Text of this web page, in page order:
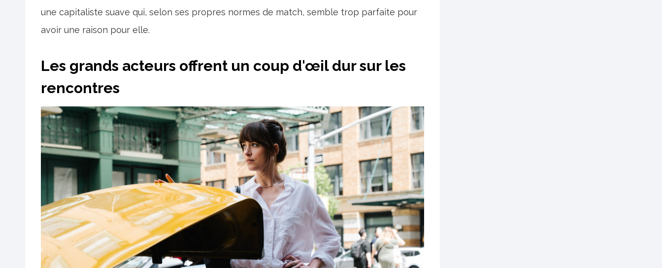
une capitaliste suave qui, selon ses propres normes de match, semble trop parfaite pour
avoir une raison pour elle.
Les grands acteurs offrent un coup d'œil dur sur les
rencontres